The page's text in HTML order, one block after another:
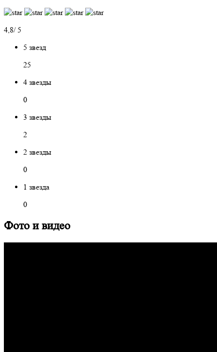
4,8/ 5
5 звезд
25
4 звезды
0
3 звезды
2
2 звезды
0
1 звезда
0
Фото и видео